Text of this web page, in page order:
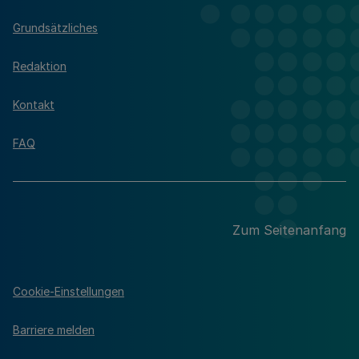
Grundsätzliches
Redaktion
Kontakt
FAQ
Zum Seitenanfang
Cookie-Einstellungen
Barriere melden